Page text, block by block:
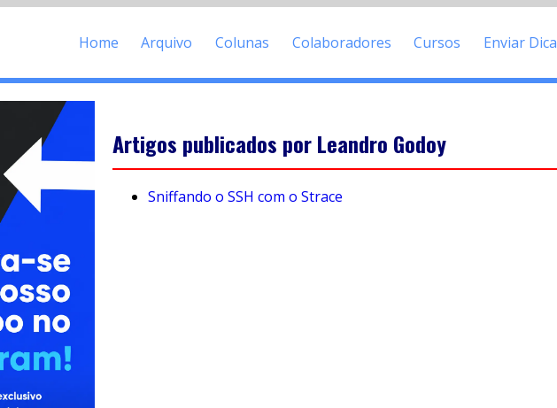
Home Arquivo Colunas Colaboradores Cursos Enviar Dica
Artigos publicados por Leandro Godoy
Sniffando o SSH com o Strace